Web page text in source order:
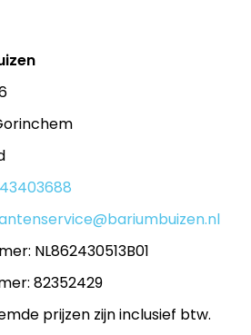
NL862430513B01
82352429
prijzen zijn inclusief btw.